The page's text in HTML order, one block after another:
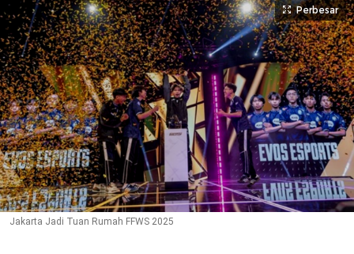
Perbesar
Jakarta Jadi Tuan Rumah FFWS 2025